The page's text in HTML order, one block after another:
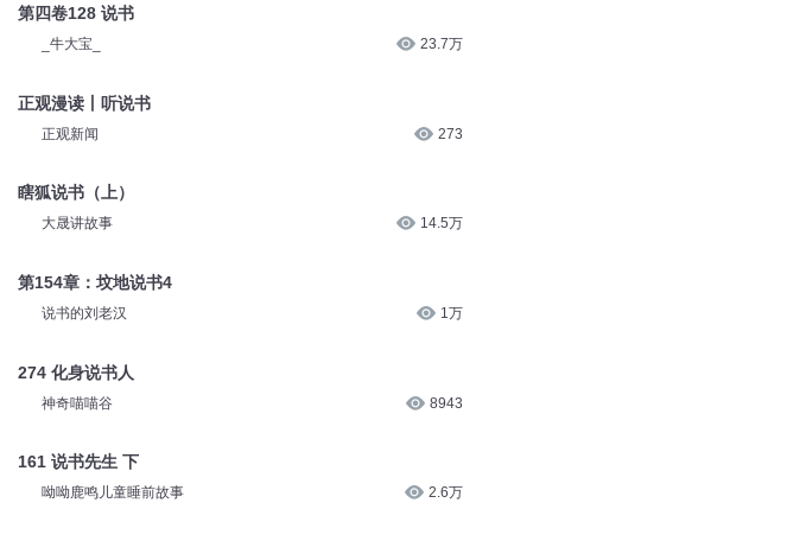
第四卷128 说书
_牛大宝_ 23.7万
正观漫读丨听说书
正观新闻 273
瞎狐说书（上）
大晟讲故事 14.5万
第154章：坟地说书4
说书的刘老汉 1万
274 化身说书人
神奇喵喵谷 8943
161 说书先生 下
呦呦鹿鸣儿童睡前故事 2.6万